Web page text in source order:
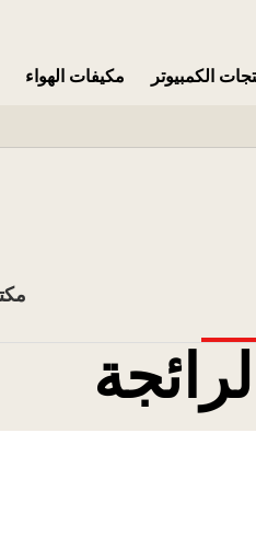
الكمبيوتر مكيفات الهواء